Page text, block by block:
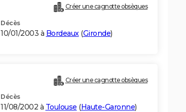
Créer une cagnotte obsèques
Décès
10/01/2003 à Bordeaux(Gironde)
Créer une cagnotte obsèques
Décès
11/08/2002 à Toulouse (Haute-Garonne)